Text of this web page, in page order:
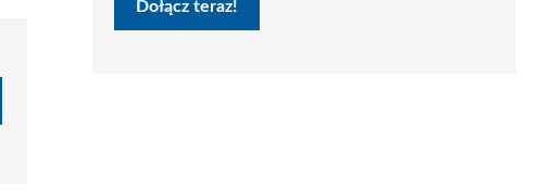
Dołącz teraz!